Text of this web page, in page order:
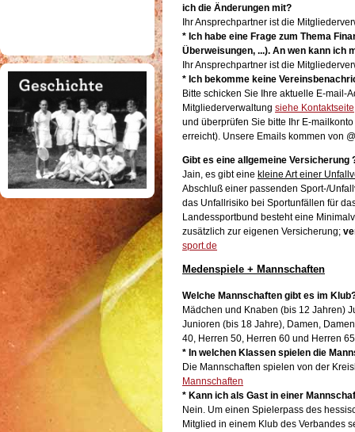
ich die Änderungen mit?
Ihr Ansprechpartner ist die
* Ich habe eine Frage zum Thema
Überweisungen, ...). An wen kann ich
Ihr Ansprechpartner ist die
* Ich bekomme keine
Bitte schicken Sie Ihre aktuelle E-mail-
Mitgliederverwaltung siehe Kontaktseite
und überprüfen Sie bitte Ihr E-
erreicht). Unsere Emails kommen von
Gibt es eine allgemeine Versicherung
Jain, es gibt eine kleine Art einer
Abschluß einer passenden Sport-/
das Unfallrisiko bei Sportunfällen für
Landessportbund besteht eine
zusätzlich zur eigenen Versicherung;
sport.de
Medenspiele + Mannschaften
Welche Mannschaften gibt es im
Mädchen und Knaben (bis 12 Jahren)
Junioren (bis 18 Jahre), Damen,
40, Herren 50, Herren 60 und Herren
* In welchen Klassen spielen die
Die Mannschaften spielen von der
Mannschaften
* Kann ich als Gast in einer
Nein. Um einen Spielerpass des
Mitglied in einem Klub des Verbandes